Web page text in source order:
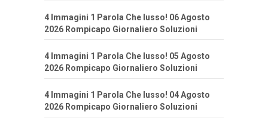
4 Immagini 1 Parola Che lusso! 06 Agosto
2026 Rompicapo Giornaliero Soluzioni
4 Immagini 1 Parola Che lusso! 05 Agosto
2026 Rompicapo Giornaliero Soluzioni
4 Immagini 1 Parola Che lusso! 04 Agosto
2026 Rompicapo Giornaliero Soluzioni